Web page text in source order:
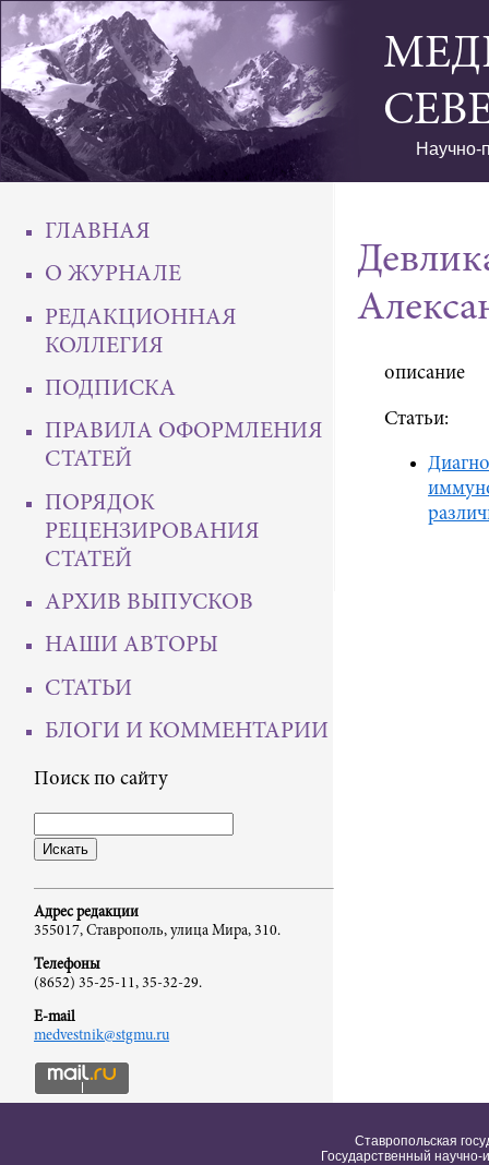
Научно-
ГЛАВНАЯ
О ЖУРНАЛЕ
РЕДАКЦИОННАЯ
КОЛЛЕГИЯ
ПОДПИСКА
ПРАВИЛА ОФОРМЛЕНИЯ
СТАТЕЙ
ПОРЯДОК
РЕЦЕНЗИРОВАНИЯ
СТАТЕЙ
АРХИВ ВЫПУСКОВ
НАШИ АВТОРЫ
СТАТЬИ
БЛОГИ И КОММЕНТАРИИ
Поиск по сайту
Адрес редакции
355017, Ставрополь, улица Мира, 310.
Телефоны
(8652) 35-25-11, 35-32-29.
E-mail
medvestnik@stgmu.ru
описание
Статьи:
Ставропольская
Государственный научно-